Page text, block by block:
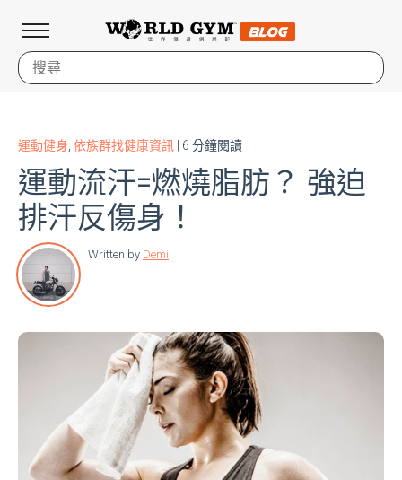
運動健身 依族群找健康資訊 | 6 分鐘閱讀
運動流汗=燃燒脂肪？ 強迫
排汗反傷身！
Written by Demi